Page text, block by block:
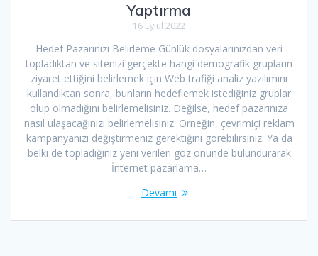
Yaptırma
16 Eylül 2022
Hedef Pazarınızı Belirleme Günlük dosyalarınızdan veri
topladıktan ve sitenizi gerçekte hangi demografik grupların
ziyaret ettiğini belirlemek için Web trafiği analiz yazılımını
kullandıktan sonra, bunların hedeflemek istediğiniz gruplar
olup olmadığını belirlemelisiniz. Değilse, hedef pazarınıza
nasıl ulaşacağınızı belirlemelisiniz. Örneğin, çevrimiçi reklam
kampanyanızı değiştirmeniz gerektiğini görebilirsiniz. Ya da
belki de topladığınız yeni verileri göz önünde bulundurarak
İnternet pazarlama…
Devamı